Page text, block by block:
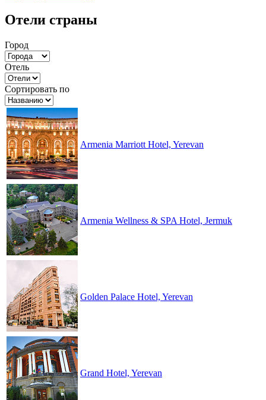
Отели страны
Город
Отель
Сортировать по
Armenia Marriott Hotel, Yerevan
Armenia Wellness & SPA Hotel, Jermuk
Golden Palace Hotel, Yerevan
Grand Hotel, Yerevan